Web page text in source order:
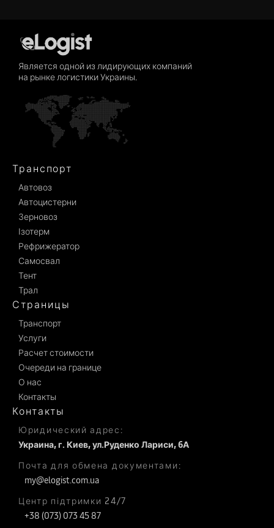
Является одной из лидирующих компаний
на рынке логистики Украины.
Транспорт
Автовоз
Автоцистерни
Зерновоз
Ізотерм
Рефрижератор
Самосвал
Тент
Трал
Страницы
Транспорт
Услуги
Расчет стоимости
Очереди на границе
О нас
Контакты
Контакты
Юридический адрес:
Украина, г. Киев, ул.Руденко Лариси, 6А
Почта для обмена документами:
my@elogist.com.ua
Центр підтримки 24/7
+38 (073) 073 45 87